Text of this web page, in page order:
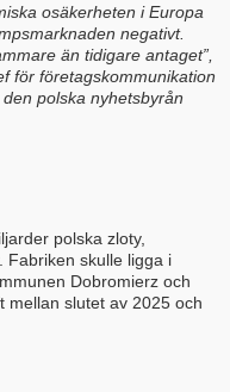
osäkerheten i Europa
negativt.
än tidigare antaget”,
för företagskommunikation
polska nyhetsbyrån
polska zloty,
Fabriken skulle ligga i
Dobromierz och
mellan slutet av 2025 och